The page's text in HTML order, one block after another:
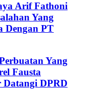
Arif Fathoni
Yang
Dengan PT
Yang
Fausta
DPRD